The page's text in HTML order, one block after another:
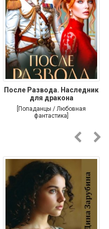
После Развода. Наследник
для дракона
[Попаданцы / Любовная
фантастика]